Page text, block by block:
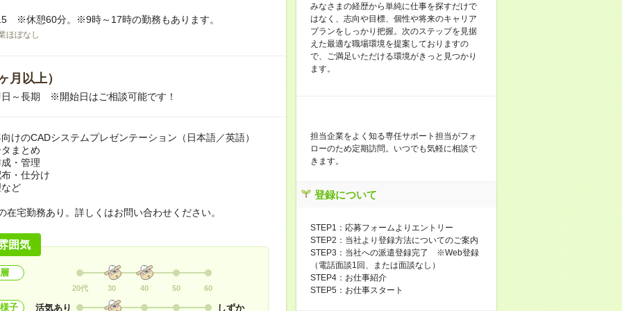
※休憩60分。※9時～17時の勤務もあります。
ほぼなし
月以上）
～長期 ※開始日はご相談可能です！
けのCADシステムプレゼンテーション（日本語／英語）
まとめ
・管理
・仕分け
など
宅勤務あり。詳しくはお問い合わせください。
囲気
20代 30 40 50 60
子 活気あり しずか
みなさまの経歴から単純に仕事を探すだけで
はなく、志向や目標、個性や将来のキャリア
プランをしっかり把握。次のステップを見据
えた最適な職場環境を提案しておりますの
で、ご満足いただける環境がきっと見つかり
ます。
担当企業をよく知る専任サポート担当がフォ
ローのため定期訪問。いつでも気軽に相談で
きます。
登録について
STEP1：応募フォームよりエントリー
STEP2：当社より登録方法についてのご案内
STEP3：当社への派遣登録完了 ※Web登録
（電話面談1回、または面談なし）
STEP4：お仕事紹介
STEP5：お仕事スタート